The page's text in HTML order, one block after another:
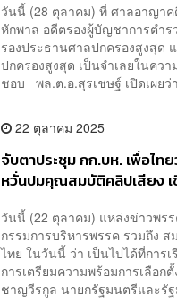
วันนี้ (28 ตุลาคม) ที่ ศาลอาญา
หักพาล อดีตรองผู้บัญชาการตำ
รองประธานศาลปกครองสูงสุ
ปกครองสูงสุด เป็นจำเลยในคว
ชอบ พล.ต.อ.สุรเชษฐ์ เปิดเผยว่
22 ตุลาคม 2025
จับตาประชุม กก.บห. เพื่อไท
หวั่นปมคุณสมบัติคลิปเสียง เ
วันนี้ (22 ตุลาคม) แหล่งข่าวพรร
กรรมการบริหารพรรค รวมถึง
ไทย ในวันนี้ ว่า เป็นไปได้ที่การ
การเตรียมความพร้อมการเลือ
ชาญวีรกูล นายกรัฐมนตรีและรั